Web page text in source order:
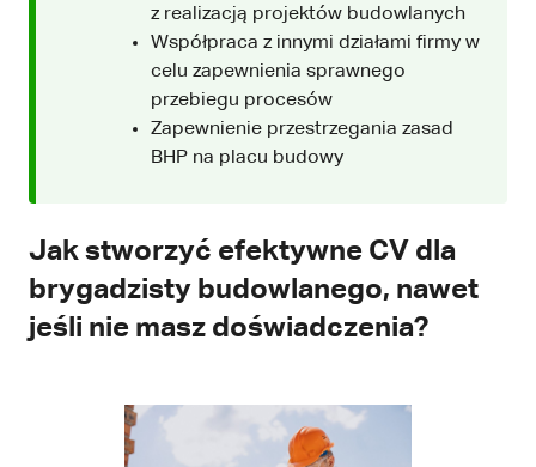
z realizacją projektów budowlanych
Współpraca z innymi działami firmy w
celu zapewnienia sprawnego
przebiegu procesów
Zapewnienie przestrzegania zasad
BHP na placu budowy
Jak stworzyć efektywne CV dla
brygadzisty budowlanego, nawet
jeśli nie masz doświadczenia?